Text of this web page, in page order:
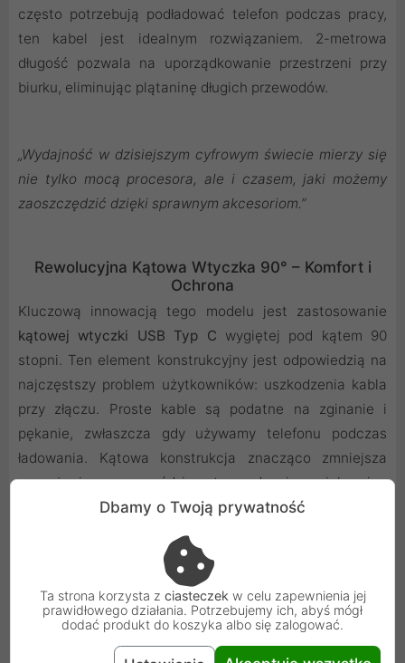
często potrzebują podładować telefon podczas pracy,
ten kabel jest idealnym rozwiązaniem. 2-metrowa
długość pozwala na uporządkowanie przestrzeni przy
biurku, eliminując plątaninę długich przewodów.
„Wydajność w dzisiejszym cyfrowym świecie mierzy się
nie tylko mocą procesora, ale i czasem, jaki możemy
zaoszczędzić dzięki sprawnym akcesoriom.”
Rewolucyjna Kątowa Wtyczka 90° – Komfort i
Ochrona
Kluczową innowacją tego modelu jest zastosowanie
kątowej wtyczki USB Typ C wygiętej pod kątem 90
stopni. Ten element konstrukcyjny jest odpowiedzią na
najczęstszy problem użytkowników: uszkodzenia kabla
przy złączu. Proste kable są podatne na zginanie i
pękanie, zwłaszcza gdy używamy telefonu podczas
ładowania. Kątowa konstrukcja znacząco zmniejsza
naprężenie na przewód i port urządzenia, zwiększając
żywotnośćoraz bezpieczeństwo użytkowania
Dbamy o Twoją prywatność
Ta strona korzysta z ciasteczek w celu zapewnienia jej
prawidłowego działania. Potrzebujemy ich, abyś mógł
dodać produkt do koszyka albo się zalogować.